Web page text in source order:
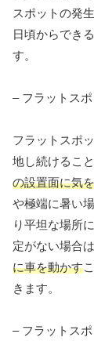
スポットの発
日頃からでき
す。
– フラットス
フラットスポ
地し続けるこ
の設置面に気
や極端に暑い
り平坦な場所
定がない場合は
に車を動かす
きます。
– フラットス